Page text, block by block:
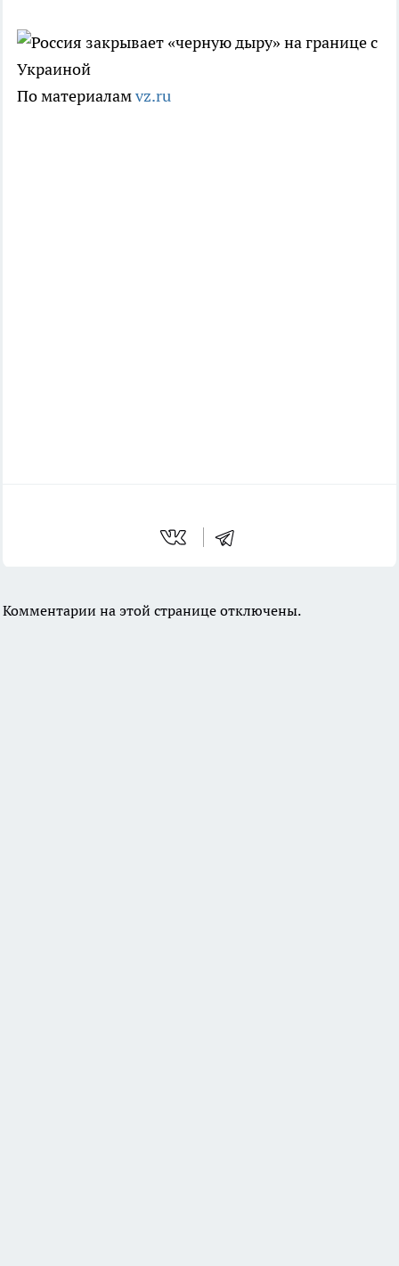
По материаламvz.ru
Комментарии на этой странице отключены.